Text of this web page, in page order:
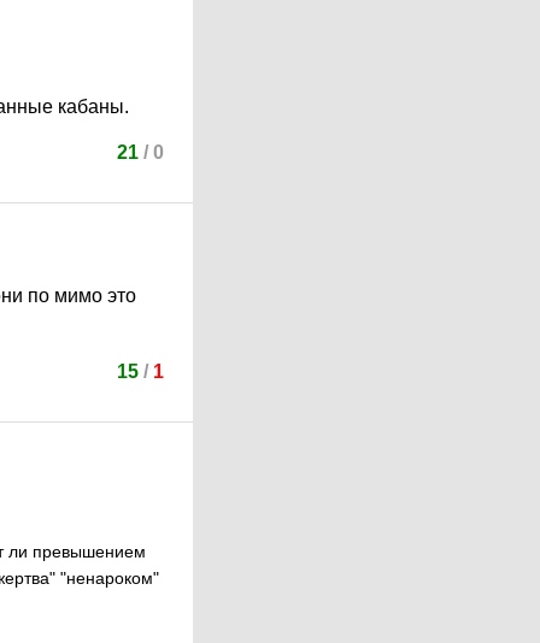
кабаны.
21 / 0
по мимо это
15 / 1
ли превышением
"ненароком"